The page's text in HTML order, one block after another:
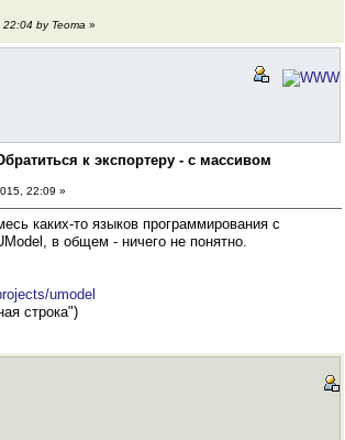
by Teoma »
к экспортеру - с массивом
22:09 »
каких-то языков программирования с
в общем - ничего не понятно.
umodel
строка")